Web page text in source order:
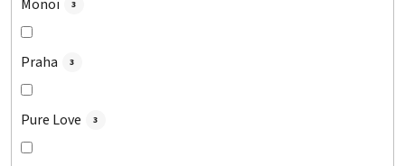
Monoï 3
Praha 3
Pure Love 3